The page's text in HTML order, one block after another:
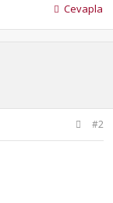
Cevapla
#2